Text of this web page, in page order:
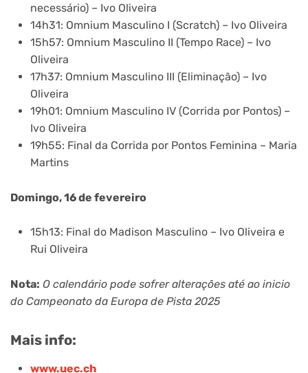
necessário) – Ivo Oliveira
14h31: Omnium Masculino I (Scratch) – Ivo Oliveira
15h57: Omnium Masculino II (Tempo Race) – Ivo
Oliveira
17h37: Omnium Masculino III (Eliminação) – Ivo
Oliveira
19h01: Omnium Masculino IV (Corrida por Pontos) –
Ivo Oliveira
19h55: Final da Corrida por Pontos Feminina – Maria
Martins
Domingo, 16 de fevereiro
15h13: Final do Madison Masculino – Ivo Oliveira e
Rui Oliveira
Nota: O calendário pode sofrer alterações até ao inicio
do Campeonato da Europa de Pista 2025
Mais info:
www.uec.ch